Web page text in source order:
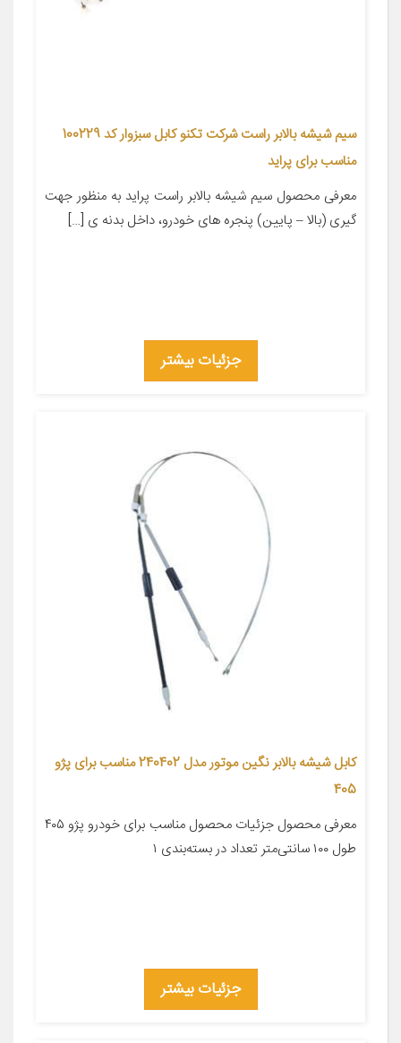
سیم شیشه بالابر راست شرکت تکنو کابل سبزوار کد 100229
مناسب برای پراید
معرفی محصول سیم شیشه بالابر راست پراید به منظور جهت
گیری (بالا – پایین) پنجره های خودرو، داخل بدنه ی […]
جزئیات بیشتر
کابل شیشه بالابر نگین موتور مدل 240402 مناسب برای پژو
405
معرفی محصول جزئیات محصول مناسب برای خودرو پژو ۴۰۵
طول ۱۰۰ سانتی‌متر تعداد در بسته‌بندی ۱
جزئیات بیشتر